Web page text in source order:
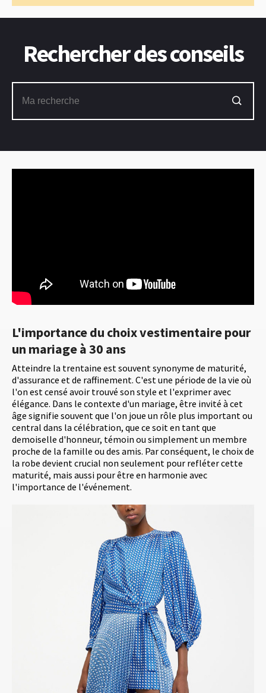
L'importance du choix vestimentaire pour
un mariage à 30 ans
Atteindre la trentaine est souvent synonyme de maturité,
d'assurance et de raffinement. C'est une période de la vie où
l'on est censé avoir trouvé son style et l'exprimer avec
élégance. Dans le contexte d'un mariage, être invité à cet
âge signifie souvent que l'on joue un rôle plus important ou
central dans la célébration, que ce soit en tant que
demoiselle d'honneur, témoin ou simplement un membre
proche de la famille ou des amis. Par conséquent, le choix de
la robe devient crucial non seulement pour refléter cette
maturité, mais aussi pour être en harmonie avec
l'importance de l'événement.
Rechercher des conseils